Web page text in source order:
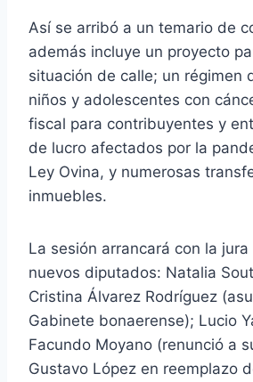
Así se arribó a un temario de
además incluye un proyecto
situación de calle; un régimen
niños y adolescentes con
fiscal para contribuyentes y
de lucro afectados por la
Ley Ovina, y numerosas
inmuebles.
La sesión arrancará con la
nuevos diputados: Natalia
Cristina Álvarez Rodríguez
Gabinete bonaerense); Lucio
Facundo Moyano (renunció a
Gustavo López en reemplazo